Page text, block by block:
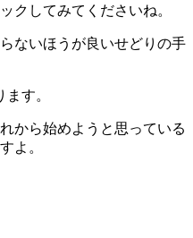
クしてみてくださいね。
ないほうが良いせどりの手
す。
から始めようと思っている
よ。